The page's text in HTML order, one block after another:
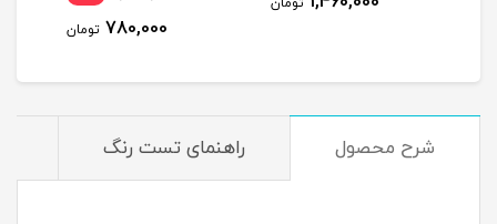
تومان
780,000 تومان
شرح محصول راهنمای تست رنگ